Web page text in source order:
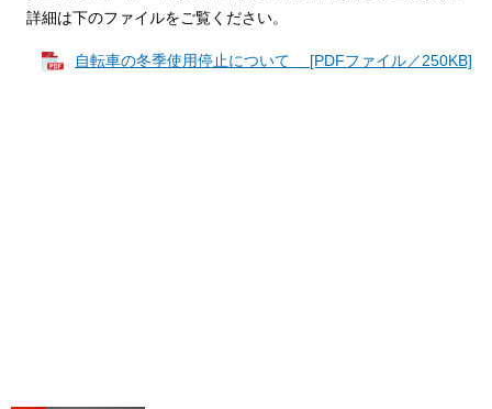
詳細は下のファイルをご覧ください。
自転車の冬季使用停止について [PDFファイル／250KB]